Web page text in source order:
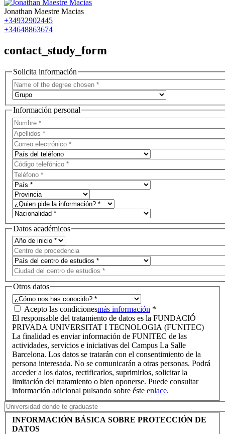
Jonathan Maestre Macias
+34932902445
+34648863674
contact_study_form
Solicita información
Información personal
Datos académicos
Otros datos
Acepto las condicionesmás información *
El responsable del tratamiento de datos es la FUNDACIÓ
PRIVADA UNIVERSITAT I TECNOLOGIA (FUNITEC)
La finalidad es enviar información de FUNITEC de las
actividades, servicios e iniciativas del Campus La Salle
Barcelona. Los datos se tratarán con el consentimiento de la
persona interesada. No se comunicarán a otras personas. Podrá
acceder a los datos, rectificarlos, suprimirlos, solicitar la
limitación del tratamiento o bien oponerse. Puede consultar
información adicional pulsando sobre éste enlace.
INFORMACIÓN BÁSICA SOBRE PROTECCIÓN DE
DATOS